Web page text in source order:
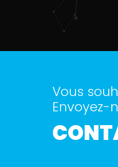
Vous
Envoyez-